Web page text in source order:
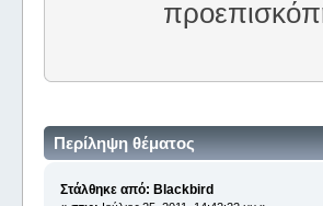
Περίληψη θέματος
Στάλθηκε από: Blackbird